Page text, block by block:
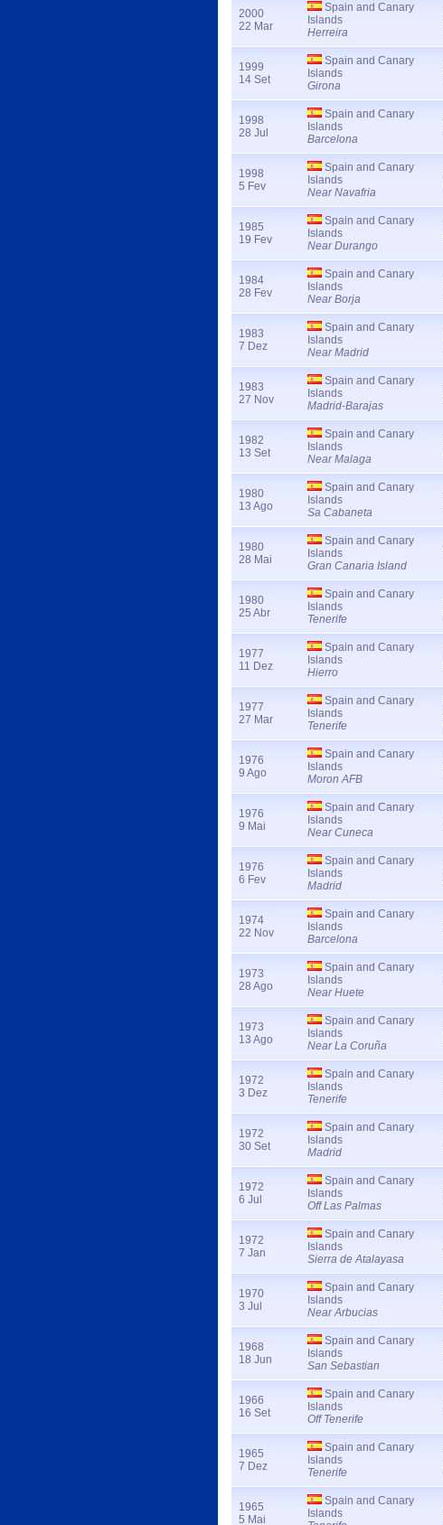
2000
22 Mar
Spain and Canary
Islands
Herreira
1999
14 Set
Spain and Canary
Islands
Girona
1998
28 Jul
Spain and Canary
Islands
Barcelona
1998
5 Fev
Spain and Canary
Islands
Near Navafria
1985
19 Fev
Spain and Canary
Islands
Near Durango
1984
28 Fev
Spain and Canary
Islands
Near Borja
1983
7 Dez
Spain and Canary
Islands
Near Madrid
1983
27 Nov
Spain and Canary
Islands
Madrid-Barajas
1982
13 Set
Spain and Canary
Islands
Near Malaga
1980
13 Ago
Spain and Canary
Islands
Sa Cabaneta
1980
28 Mai
Spain and Canary
Islands
Gran Canaria Island
1980
25 Abr
Spain and Canary
Islands
Tenerife
1977
11 Dez
Spain and Canary
Islands
Hierro
1977
27 Mar
Spain and Canary
Islands
Tenerife
1976
9 Ago
Spain and Canary
Islands
Moron AFB
1976
9 Mai
Spain and Canary
Islands
Near Cuneca
1976
6 Fev
Spain and Canary
Islands
Madrid
1974
22 Nov
Spain and Canary
Islands
Barcelona
1973
28 Ago
Spain and Canary
Islands
Near Huete
1973
13 Ago
Spain and Canary
Islands
Near La Coruña
1972
3 Dez
Spain and Canary
Islands
Tenerife
1972
30 Set
Spain and Canary
Islands
Madrid
1972
6 Jul
Spain and Canary
Islands
Off Las Palmas
1972
7 Jan
Spain and Canary
Islands
Sierra de Atalayasa
1970
3 Jul
Spain and Canary
Islands
Near Arbucias
1968
18 Jun
Spain and Canary
Islands
San Sebastian
1966
16 Set
Spain and Canary
Islands
Off Tenerife
1965
7 Dez
Spain and Canary
Islands
Tenerife
1965
5 Mai
Spain and Canary
Islands